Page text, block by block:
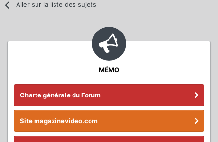
Aller sur la liste des sujets
MÉMO
Charte générale du Forum
Site magazinevideo.com